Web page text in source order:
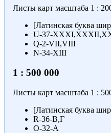
Листы карт масштаба 1 :
[Латинская буква
U-37-
Q-2-VII,VIII
N-34-XIII
1 : 500 000
Листы карт масштаба 1 :
[Латинская буква
R-36-В,Г
O-32-А